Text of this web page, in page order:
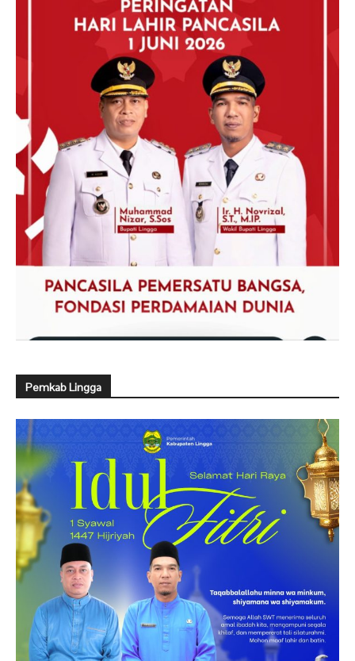
Pemkab Lingga